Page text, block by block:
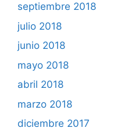
septiembre 2018
julio 2018
junio 2018
mayo 2018
abril 2018
marzo 2018
diciembre 2017